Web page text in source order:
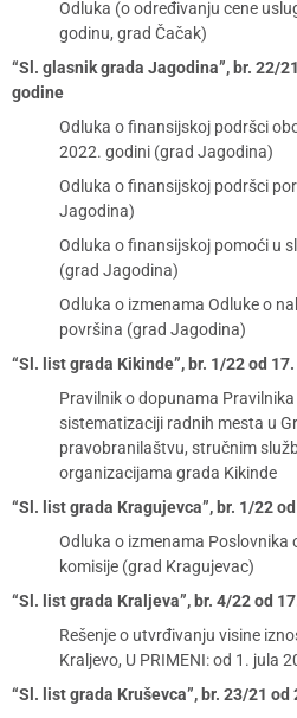
Odluka (o određivanju cene
godinu, grad Čačak)
“Sl. glasnik grada Jagodina”, br. 22/
godine
Odluka o finansijskoj podršci
2022. godini (grad Jagodina)
Odluka o finansijskoj podršci
Jagodina)
Odluka o finansijskoj pomoći u
(grad Jagodina)
Odluka o izmenama Odluke o
površina (grad Jagodina)
“Sl. list grada Kikinde”, br. 1/22 od
Pravilnik o dopunama
sistematizaciji radnih mesta u
pravobranilaštvu, stručnim
organizacijama grada Kikinde
“Sl. list grada Kragujevca”, br. 1/22
Odluka o izmenama Poslovnika
komisije (grad Kragujevac)
“Sl. list grada Kraljeva”, br. 4/22 od
Rešenje o utvrđivanju visine
Kraljevo, U PRIMENI: od 1. jula
“Sl. list grada Kruševca”, br. 23/21